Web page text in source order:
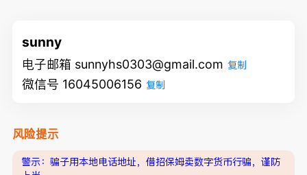
sunny
电子邮箱 sunnyhs0303@gmail.com 复制
微信号 16045006156 复制
风险提示
警示：骗子用本地电话地址，借招保姆卖数字货币行骗，谨防